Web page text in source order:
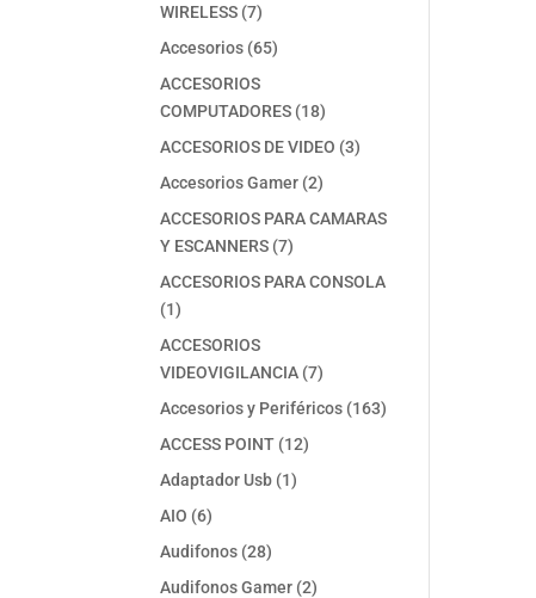
WIRELESS 77
productos
Accesorios 6565
ACCESORIOS
COMPUTADORES 1818
productos
ACCESORIOS DE VIDEO 33
Accesorios Gamer 22
productos
ACCESORIOS PARA CAMARAS
Y ESCANNERS 77
productos
ACCESORIOS PARA CONSOLA
11
producto
ACCESORIOS
VIDEOVIGILANCIA 77
productos
Accesorios y Periféricos 163163
ACCESS POINT 1212
Adaptador Usb 11
AIO 66
productos
Audifonos 2828
productos
Audifonos Gamer 22